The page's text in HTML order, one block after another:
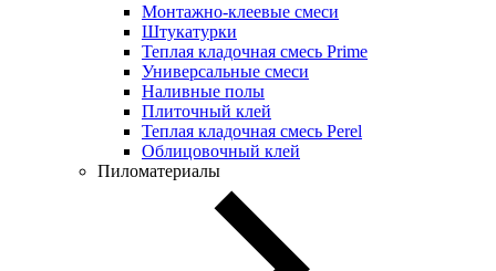
Монтажно-клеевые смеси
Штукатурки
Теплая кладочная смесь Prime
Универсальные смеси
Наливные полы
Плиточный клей
Теплая кладочная смесь Perel
Облицовочный клей
Пиломатериалы